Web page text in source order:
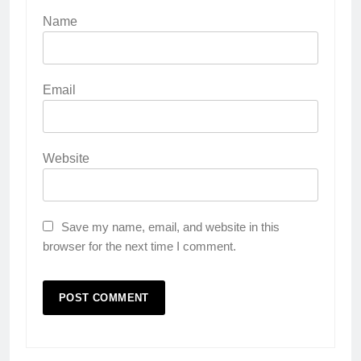
Name
Email
Website
Save my name, email, and website in this
browser for the next time I comment.